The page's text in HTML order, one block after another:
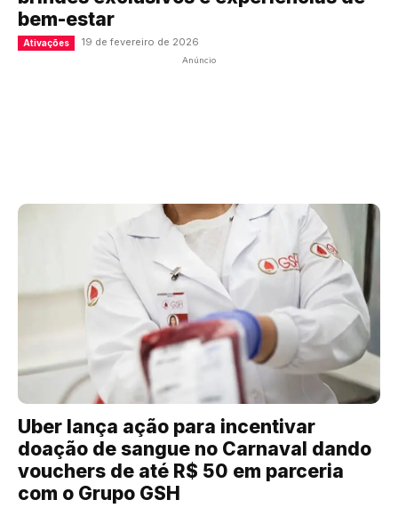
bem-estar
Ativações 19 de fevereiro de 2026
Anúncio
Uber lança ação para incentivar
doação de sangue no Carnaval dando
vouchers de até R$ 50 em parceria
com o Grupo GSH